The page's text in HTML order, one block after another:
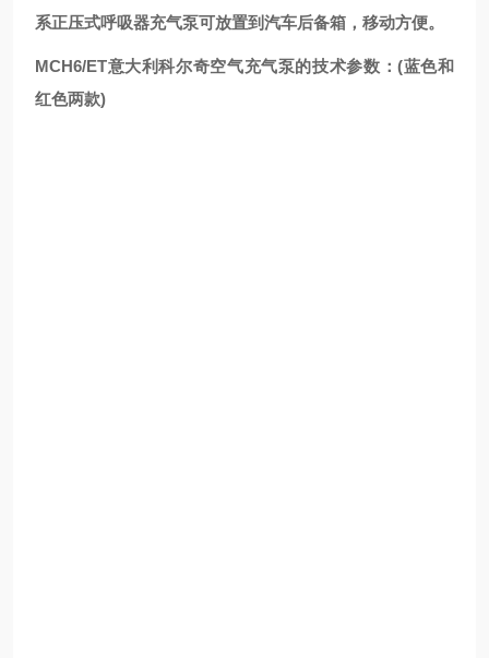
系正压式呼吸器充气泵可放置到汽车后备箱，移动方便。
MCH6/ET意大利科尔奇空气充气泵的技术参数：(蓝色和
红色两款)